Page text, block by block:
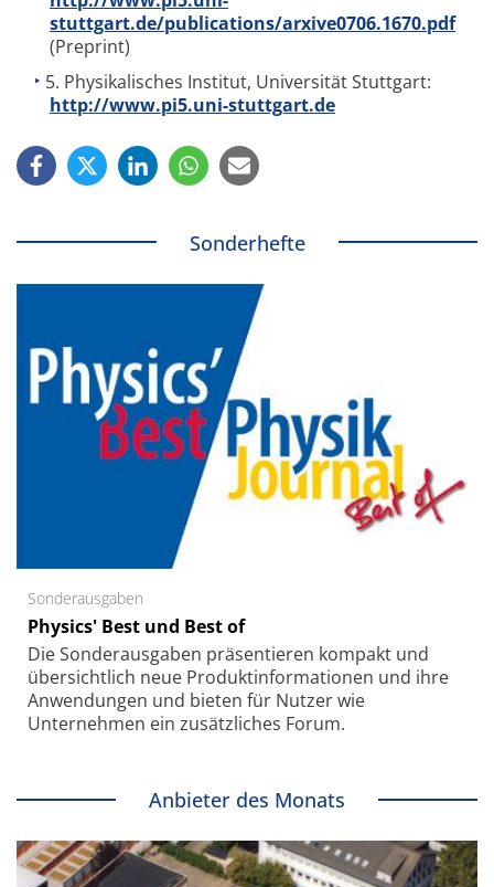
stuttgart.de/publications/arxive0706.1670.pdf
(Preprint)
5. Physikalisches Institut, Universität Stuttgart:
http://www.pi5.uni-stuttgart.de
Sonderhefte
Sonderausgaben
Physics' Best und Best of
Die Sonder­ausgaben präsentieren kompakt und
übersichtlich neue Produkt­informationen und ihre
Anwendungen und bieten für Nutzer wie
Unternehmen ein zusätzliches Forum.
Anbieter des Monats